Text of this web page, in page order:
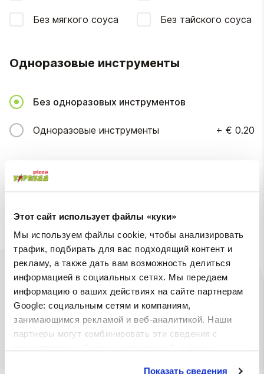
Этот сайт использует файлы «куки»
Мы используем файлы cookie, чтобы анализировать
трафик, подбирать для вас подходящий контент и
рекламу, а также дать вам возможность делиться
информацией в социальных сетях. Мы передаем
информацию о ваших действиях на сайте партнерам
Google: социальным сетям и компаниям,
занимающимся рекламой и веб-аналитикой. Наши
партнеры могут комбинировать эти сведения с
Показать сведения
Без мягкого соуса Без тайского соуса
Одноразовые инструменты
Без одноразовых инструментов
Одноразовые инструменты + € 0.20
Упаковка
Ингредиенты Доступны на
пастa, хрустящее куриное филе, консервированный
халапеньо, зеленый лук, нежный соус, соус Thai
coco